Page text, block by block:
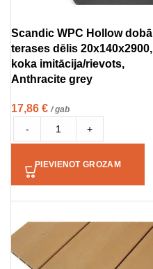
Scandic WPC Hollow dobā
terases dēlis 20x140x2900,
koka imitācija/rievots,
Anthracite grey
17,86 € / gab
- +
PIEVIENOT GROZAM